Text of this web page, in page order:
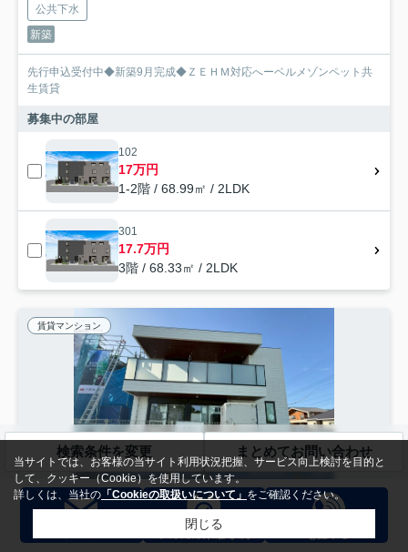
公共下水
新築
先行申込受付中◆新築9月完成◆ＺＥＨＭ対応へーベルメゾンペット共
生賃貸
募集中の部屋
102
17万円
1-2階 / 68.99㎡ / 2LDK
301
17.7万円
3階 / 68.33㎡ / 2LDK
賃貸マンション
流山市市野谷
検索条件を変更 まとめてお問い合わせ
当サイトでは、お客様の当サイト利用状況把握、サービス向上検討を目的と
して、クッキー（Cookie）を使用しています。
詳しくは、当社の 「Cookieの取扱いについて」 をご確認ください。
閉じる